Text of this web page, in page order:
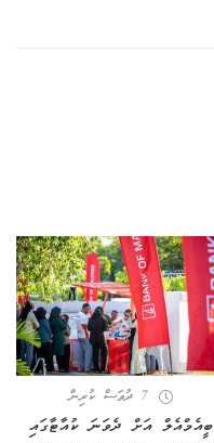
7 ދުވަސް ކުރިން
ބީއެމްއެލް އަށް ދެވަނަ ކުއާޓާގައި